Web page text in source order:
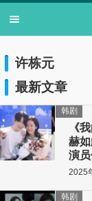
许栋元
最新文章
《
赫
演员
韩剧
2025
韩剧